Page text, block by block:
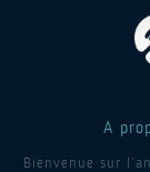
A
Bienvenue sur